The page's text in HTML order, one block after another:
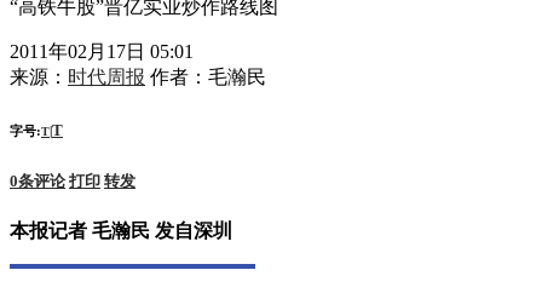
“高铁牛股”晋亿实业炒作路线图
2011年02月17日 05:01
来源： 时代周报 作者： 毛瀚民
字号:T|T
0条评论 打印 转发
本报记者 毛瀚民 发自深圳